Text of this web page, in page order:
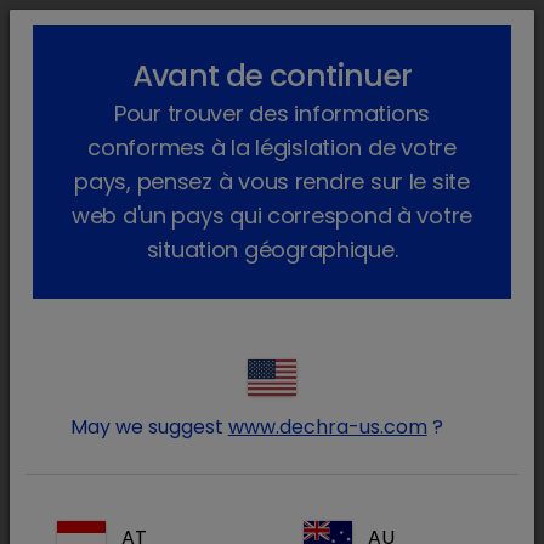
lock_outline search menu
Produits médicinaux
Porc
Sur ordonnance vétérinaire
compte Dechra
Avant de continuer
Pour trouver des informations
conformes à la législation de votre
pays, pensez à vous rendre sur le site
web d'un pays qui correspond à votre
situation géographique.
May we suggest www.dechra-us.com ?
AT AU